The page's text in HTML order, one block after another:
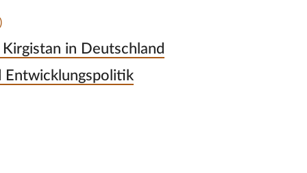
in Deutschland
Entwicklungspolitik